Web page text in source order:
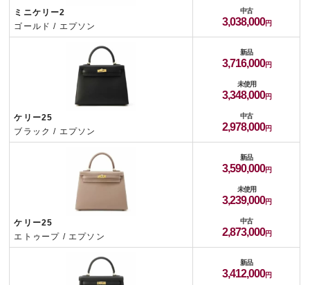
ミニケリー2
ゴールド / エプソン
中古
3,038,000
ケリー25
ブラック / エプソン
新品
3,716,000
未使用
3,348,000
中古
2,978,000
ケリー25
エトゥープ / エプソン
新品
3,590,000
未使用
3,239,000
中古
2,873,000
新品
3,412,000